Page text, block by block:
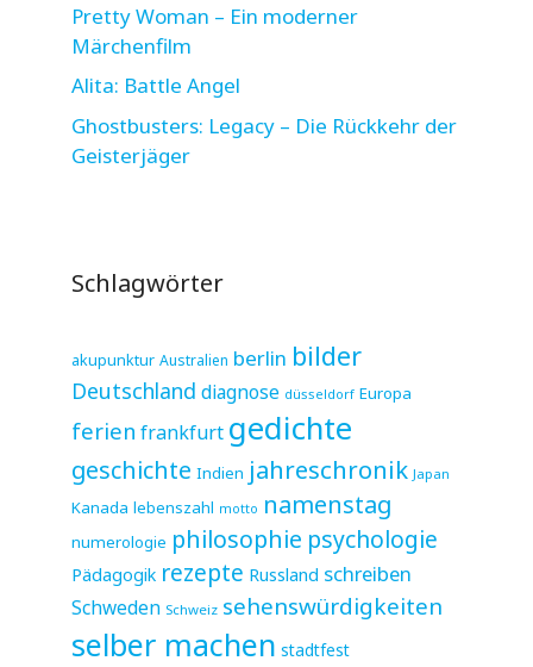
Pretty Woman – Ein moderner
Märchenfilm
Alita: Battle Angel
Ghostbusters: Legacy – Die Rückkehr der
Geisterjäger
Schlagwörter
akupunktur Australien berlin bilder
Deutschland diagnose düsseldorf Europa
ferien frankfurt gedichte
geschichte Indien jahreschronik Japan
Kanada lebenszahl motto namenstag
numerologie philosophie psychologie
Pädagogik rezepte Russland schreiben
Schweden Schweiz sehenswürdigkeiten
selber machen stadtfest